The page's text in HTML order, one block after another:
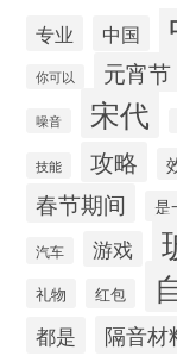
专业 中国
你可以 元宵节
噪音 宋代
技能 攻略
春节期间 是
汽车 游戏
礼物 红包
都是 隔音材